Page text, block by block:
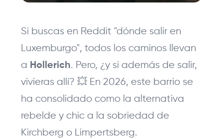
Si buscas en Reddit "dónde salir en
Luxemburgo", todos los caminos llevan
a Hollerich. Pero, ¿y si además de salir,
vivieras allí? 💥 En 2026, este barrio se
ha consolidado como la alternativa
rebelde y chic a la sobriedad de
Kirchberg o Limpertsberg.